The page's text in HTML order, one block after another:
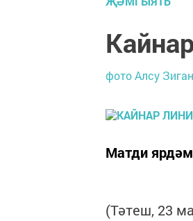
фото Алсу
Матди ярдәм
(Тәтеш, 23